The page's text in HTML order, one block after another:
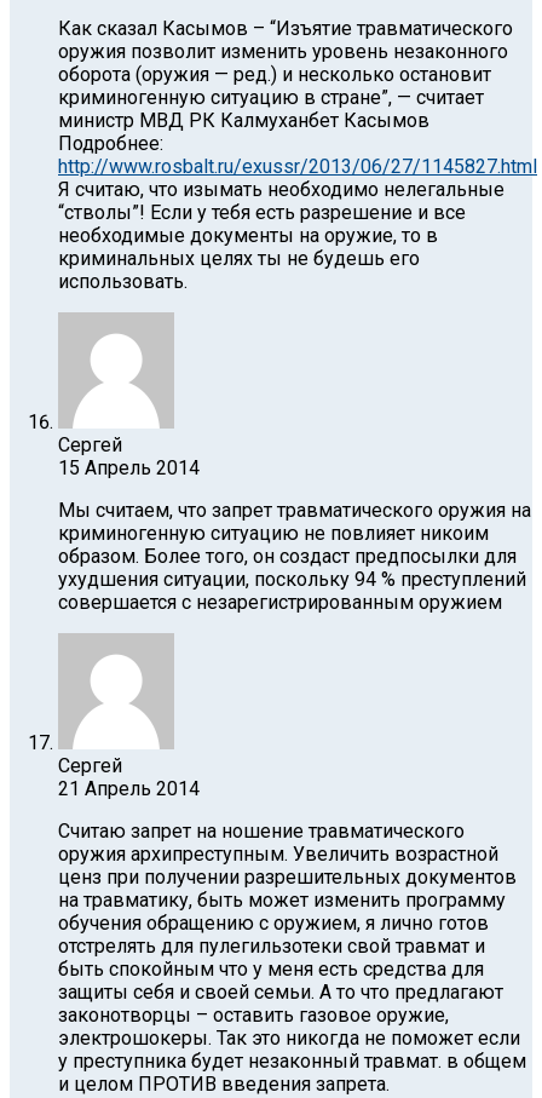
Как сказал Касымов – “Изъятие травматического
оружия позволит изменить уровень незаконного
оборота (оружия — ред.) и несколько остановит
криминогенную ситуацию в стране”, — считает
министр МВД РК Калмуханбет Касымов
Подробнее:
http://www.rosbalt.ru/exussr/2013/06/27/1145827.html
Я считаю, что изымать необходимо нелегальные
“стволы”! Если у тебя есть разрешение и все
необходимые документы на оружие, то в
криминальных целях ты не будешь его
использовать.
Сергей
15 Апрель 2014
Мы считаем, что запрет травматического оружия на
криминогенную ситуацию не повлияет никоим
образом. Более того, он создаст предпосылки для
ухудшения ситуации, поскольку 94 % преступлений
совершается с незарегистрированным оружием
Сергей
21 Апрель 2014
Считаю запрет на ношение травматического
оружия архипреступным. Увеличить возрастной
ценз при получении разрешительных документов
на травматику, быть может изменить программу
обучения обращению с оружием, я лично готов
отстрелять для пулегильзотеки свой травмат и
быть спокойным что у меня есть средства для
защиты себя и своей семьи. А то что предлагают
законотворцы – оставить газовое оружие,
электрошокеры. Так это никогда не поможет если
у преступника будет незаконный травмат. в общем
и целом ПРОТИВ введения запрета.